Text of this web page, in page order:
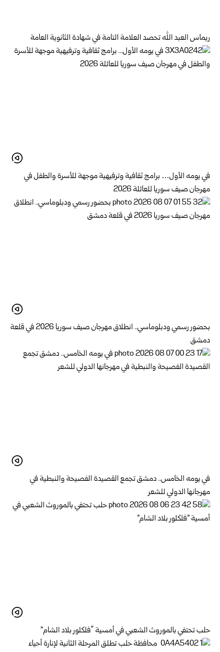
ريماس العبد الله تحصد العلامة التامة في شهادة الثانوية العامة
في يومه الأول… برامج ثقافية وترفيهية موجهة للأسرة والطفل في
مهرجان صيف سوريا للعائلة 2026
بحضور رسمي ودبلوماسي.. انطلاق مهرجان صيف سوريا 2026 في قلعة
دمشق
في يومه الخامس.. دمشق تجمع القصيدة الفصيحة والنبطية في
مهرجانها الدولي للشعر
حلب تحتفي بالموروث الشعبي في أمسية “فلكلور بلاد الشام”